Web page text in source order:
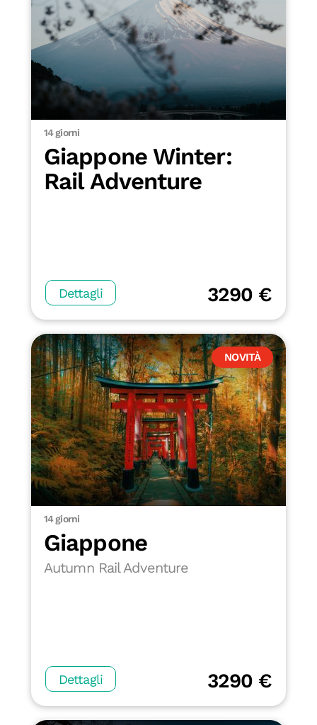
14 giorni
Giappone Winter:
Rail Adventure
Dettagli 3290 €
NOVITÀ
14 giorni
Giappone
Autumn Rail Adventure
Dettagli 3290 €